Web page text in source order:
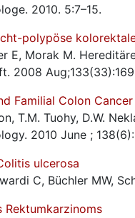
2010. 5:7–15.
polypöse
E, Morak M.
2008
Familial Colon Cancer
T.M. Tuohy, D.W.
2010 June ;
ulcerosa
C, Büchler MW,
Rektumkarzinoms